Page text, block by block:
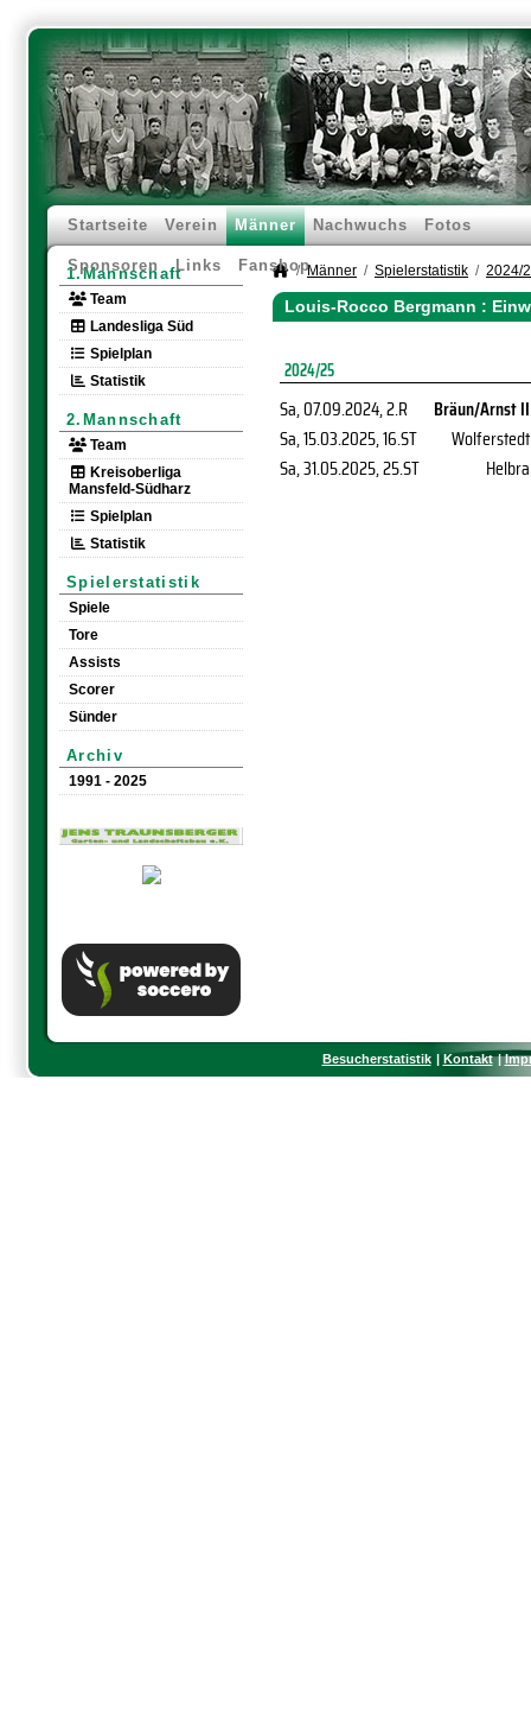
Startseite Verein Männer Nachwuchs Fotos
Sponsoren Links Fanshop
1.Mannschaft
Team
Landesliga Süd
Spielplan
Statistik
2.Mannschaft
Team
Kreisoberliga
Mansfeld-Südharz
Spielplan
Statistik
Spielerstatistik
Spiele
Tore
Assists
Scorer
Sünder
Archiv
1991 - 2025
Männer Spielerstatistik 2024/
Louis-Rocco Bergmann :
2024/25
Sa, 07.09.2024, 2.R
Bräun/Arnst II
Sa, 15.03.2025, 16.ST
Wolferstedt
Sa, 31.05.2025, 25.ST Helbra
Besucherstatistik Kontakt